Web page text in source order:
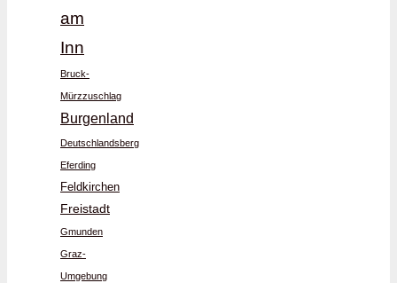
am
Inn
Bruck-
Mürzzuschlag
Burgenland
Deutschlandsberg
Eferding
Feldkirchen
Freistadt
Gmunden
Graz-
Umgebung